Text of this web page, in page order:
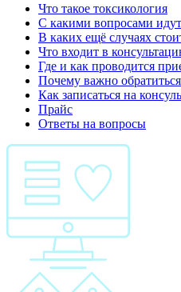
Что такое токсикология
С какими вопросами
В каких ещё случаях
Что входит в
Где и как проводится
Почему важно
Как записаться на
Прайс
Ответы на вопросы